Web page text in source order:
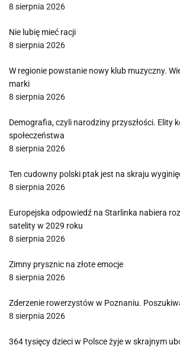
8 sierpnia 2026
Nie lubię mieć racji
8 sierpnia 2026
W regionie powstanie nowy klub muzyczny.
marki
8 sierpnia 2026
Demografia, czyli narodziny przyszłości. Elity
społeczeństwa
8 sierpnia 2026
Ten cudowny polski ptak jest na skraju
8 sierpnia 2026
Europejska odpowiedź na Starlinka nabiera
satelity w 2029 roku
8 sierpnia 2026
Zimny prysznic na złote emocje
8 sierpnia 2026
Zderzenie rowerzystów w Poznaniu.
8 sierpnia 2026
364 tysięcy dzieci w Polsce żyje w skrajnym